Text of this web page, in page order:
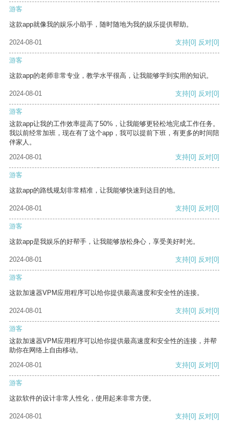
游客
这款app就像我的娱乐小助手，随时随地为我的娱乐提供帮助。
2024-08-01 支持[0] 反对[0]
游客
这款app的老师非常专业，教学水平很高，让我能够学到实用的知识。
2024-08-01 支持[0] 反对[0]
游客
这款app让我的工作效率提高了50%，让我能够更轻松地完成工作任务。
我以前经常加班，现在有了这个app，我可以提前下班，有更多的时间陪
伴家人。
2024-08-01
支持[0] 反对[0]
游客
这款app的路线规划非常精准，让我能够快速到达目的地。
2024-08-01 支持[0] 反对[0]
游客
这款app是我娱乐的好帮手，让我能够放松身心，享受美好时光。
2024-08-01 支持[0] 反对[0]
游客
这款加速器VPM应用程序可以给你提供最高速度和安全性的连接。
2024-08-01 支持[0] 反对[0]
游客
这款加速器VPM应用程序可以给你提供最高速度和安全性的连接，并帮
助你在网络上自由移动。
2024-08-01
支持[0] 反对[0]
游客
这款软件的设计非常人性化，使用起来非常方便。
2024-08-01 支持[0] 反对[0]